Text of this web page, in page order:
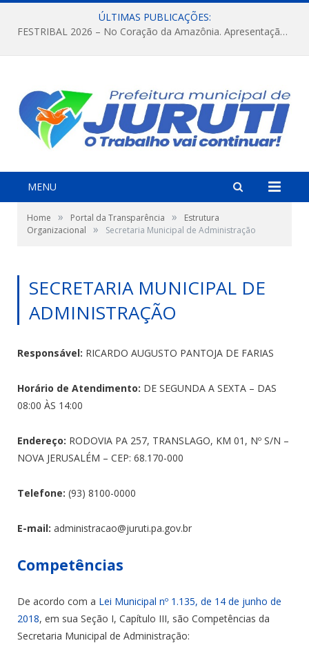
ÚLTIMAS PUBLICAÇÕES:
FESTRIBAL 2026 – No Coração da Amazônia. Apresentação da Munduruku.
MENU
Home » Portal da Transparência »
Estrutura
Organizacional
» Secretaria Municipal de Administração
SECRETARIA MUNICIPAL DE
ADMINISTRAÇÃO
Responsável: RICARDO AUGUSTO PANTOJA DE FARIAS
Horário de Atendimento: DE SEGUNDA A SEXTA – DAS
08:00 ÀS 14:00
Endereço: RODOVIA PA 257, TRANSLAGO, KM 01, Nº S/N –
NOVA JERUSALÉM – CEP: 68.170-000
Telefone: (93) 8100-0000
E-mail: administracao@juruti.pa.gov.br
Competências
De acordo com a Lei Municipal nº 1.135, de 14 de junho de
2018, em sua Seção I, Capítulo III, são Competências da
Secretaria Municipal de Administração: